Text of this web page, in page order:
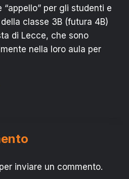
“appello” per gli studenti e
classe 3B (futura 4B)
di Lecce, che sono
nella loro aula per
per inviare un commento.